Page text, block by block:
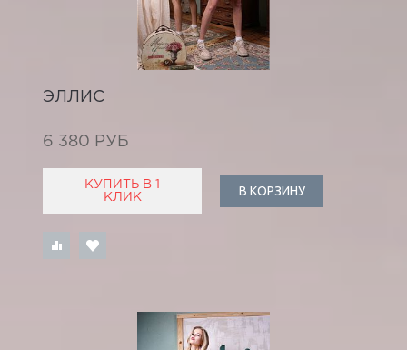
ЭЛЛИС
6 380 РУБ
КУПИТЬ В 1
КЛИК
В КОРЗИНУ